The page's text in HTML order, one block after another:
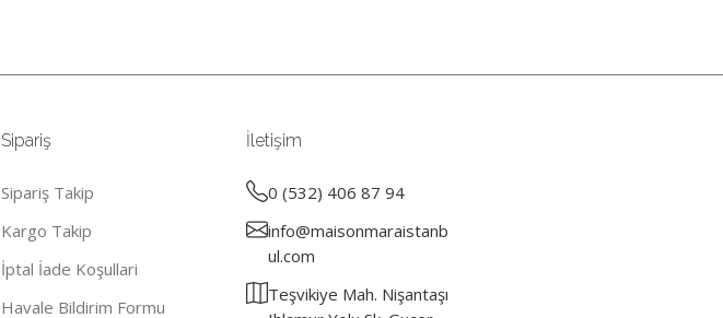
Sipariş
Sipariş Takip
Kargo Takip
İptal İade Koşullari
Havale Bildirim Formu
İletişim
0 (532) 406 87 94
info@maisonmaraistanb
ul.com
Teşvikiye Mah. Nişantaşı